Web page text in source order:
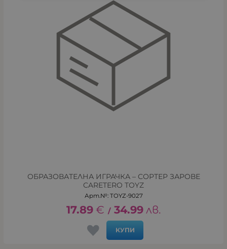
ОБРАЗОВАТЕЛНА ИГРАЧКА – СОРТЕР ЗАРОВЕ
CARETERO TOYZ
Арт.№: TOYZ-9027
17.89 € / 34.99 лв.
КУПИ